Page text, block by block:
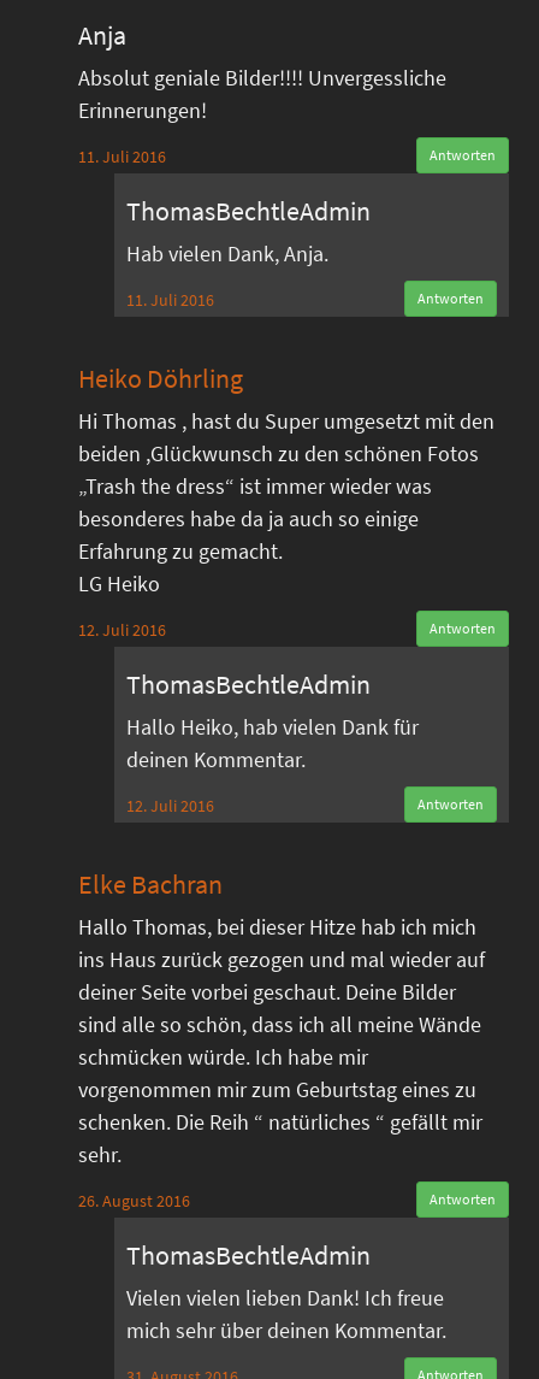
Anja
Absolut geniale Bilder!!!! Unvergessliche
Erinnerungen!
11. Juli 2016 Antworten
ThomasBechtleAdmin
Hab vielen Dank, Anja.
11. Juli 2016 Antworten
Heiko Döhrling
Hi Thomas , hast du Super umgesetzt mit den
beiden ,Glückwunsch zu den schönen Fotos
„Trash the dress“ ist immer wieder was
besonderes habe da ja auch so einige
Erfahrung zu gemacht.
LG Heiko
12. Juli 2016 Antworten
ThomasBechtleAdmin
Hallo Heiko, hab vielen Dank für
deinen Kommentar.
12. Juli 2016 Antworten
Elke Bachran
Hallo Thomas, bei dieser Hitze hab ich mich
ins Haus zurück gezogen und mal wieder auf
deiner Seite vorbei geschaut. Deine Bilder
sind alle so schön, dass ich all meine Wände
schmücken würde. Ich habe mir
vorgenommen mir zum Geburtstag eines zu
schenken. Die Reih “ natürliches “ gefällt mir
sehr.
26. August 2016 Antworten
ThomasBechtleAdmin
Vielen vielen lieben Dank! Ich freue
mich sehr über deinen Kommentar.
Antworten